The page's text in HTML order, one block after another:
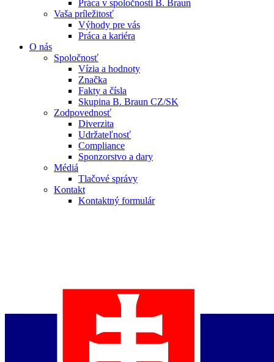
Práca v spoločnosti B. Braun
Vaša príležitosť
Výhody pre vás
Práca a kariéra
O nás
Spoločnosť
Vízia a hodnoty
Značka
Fakty a čísla
Skupina B. Braun CZ/SK
Zodpovednosť
Diverzita
Udržateľnosť
Compliance
Sponzorstvo a dary
Médiá
Tlačové správy
Kontakt
Kontaktný formulár